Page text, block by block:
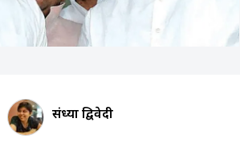
संध्या द्विवेदी